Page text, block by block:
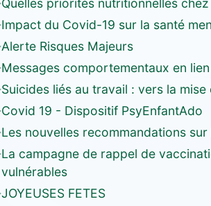
Quelles priorités nutritionnelles
Impact du Covid-19 sur la santé
Alerte Risques Majeurs
Messages comportementaux en
Suicides liés au travail : vers la
Covid 19 - Dispositif PsyEnfantAdo
Les nouvelles recommandations
La campagne de rappel de
vulnérables
JOYEUSES FETES